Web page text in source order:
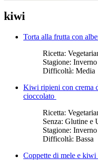
kiwi
Torta alla frutta con
Ricetta:
Stagione: Inverno
Difficoltà: Media
Kiwi ripieni con crema
cioccolato
Ricetta:
Senza: Glutine e
Stagione: Inverno
Difficoltà: Bassa
Coppette di mele e kiwi